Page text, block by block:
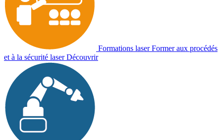
Formations laser Former aux procédés
et à la sécurité laser Découvrir